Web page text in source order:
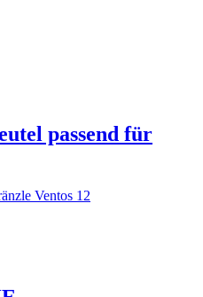
passend für